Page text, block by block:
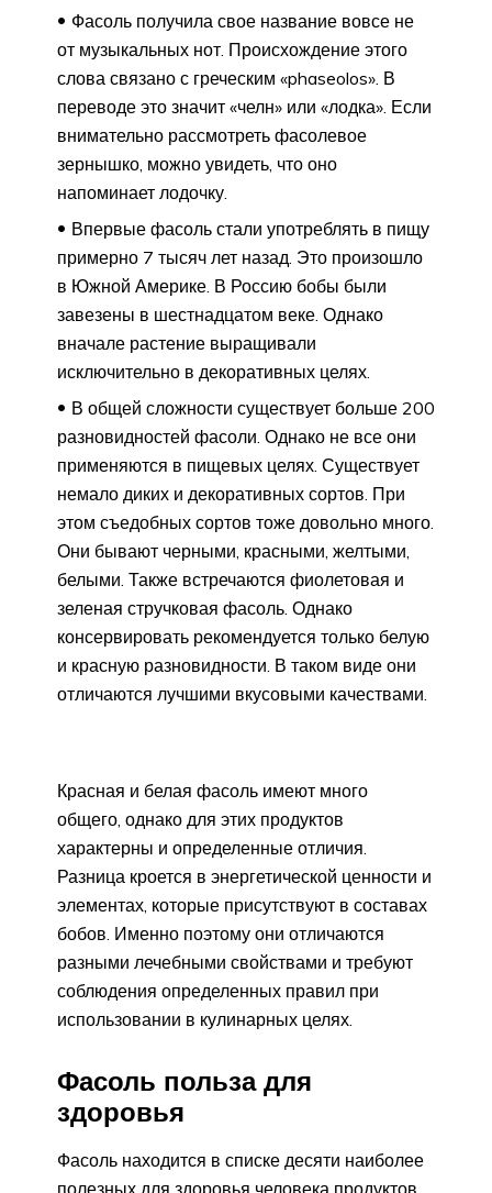
Фасоль получила свое название вовсе не
от музыкальных нот. Происхождение этого
слова связано с греческим «phaseolos». В
переводе это значит «челн» или «лодка». Если
внимательно рассмотреть фасолевое
зернышко, можно увидеть, что оно
напоминает лодочку.
Впервые фасоль стали употреблять в пищу
примерно 7 тысяч лет назад. Это произошло
в Южной Америке. В Россию бобы были
завезены в шестнадцатом веке. Однако
вначале растение выращивали
исключительно в декоративных целях.
В общей сложности существует больше 200
разновидностей фасоли. Однако не все они
применяются в пищевых целях. Существует
немало диких и декоративных сортов. При
этом съедобных сортов тоже довольно много.
Они бывают черными, красными, желтыми,
белыми. Также встречаются фиолетовая и
зеленая стручковая фасоль. Однако
консервировать рекомендуется только белую
и красную разновидности. В таком виде они
отличаются лучшими вкусовыми качествами.
Красная и белая фасоль имеют много
общего, однако для этих продуктов
характерны и определенные отличия.
Разница кроется в энергетической ценности и
элементах, которые присутствуют в составах
бобов. Именно поэтому они отличаются
разными лечебными свойствами и требуют
соблюдения определенных правил при
использовании в кулинарных целях.
Фасоль польза для
здоровья
Фасоль находится в списке десяти наиболее
полезных для здоровья человека продуктов.